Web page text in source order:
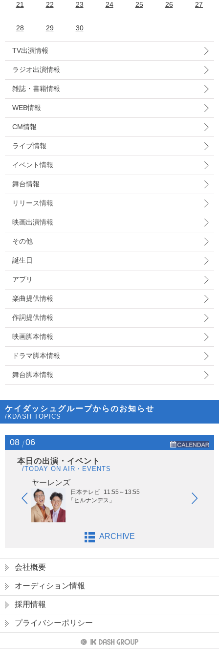
21 22 23 24 25 26 27
28 29 30
TV出演情報
ラジオ出演情報
雑誌・書籍情報
WEB情報
CM情報
ライブ情報
イベント情報
舞台情報
リリース情報
映画出演情報
その他
誕生日
アプリ
楽曲提供情報
作詞提供情報
映画脚本情報
ドラマ脚本情報
舞台脚本情報
ケイダッシュグループからのお知らせ
/KDASH TOPICS
08 06
本日の出演・イベント
/TODAY ON AIR・EVENTS
ヤーレンズ
日本テレビ
11:55～13:55
「ヒルナンデス」
ARCHIVE
会社概要
オーディション情報
採用情報
プライバシーポリシー